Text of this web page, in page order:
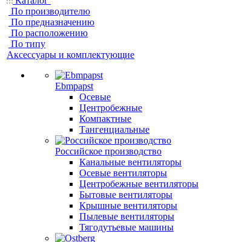
По производителю
По предназначению
По расположению
По типу
Аксессуары и комплектующие
Ebmpapst
Осевые
Центробежные
Компактные
Тангенциальные
Российское производство
Канальные вентиляторы
Осевые вентиляторы
Центробежные вентиляторы
Бытовые вентиляторы
Крышные вентиляторы
Пылевые вентиляторы
Тягодутьевые машины